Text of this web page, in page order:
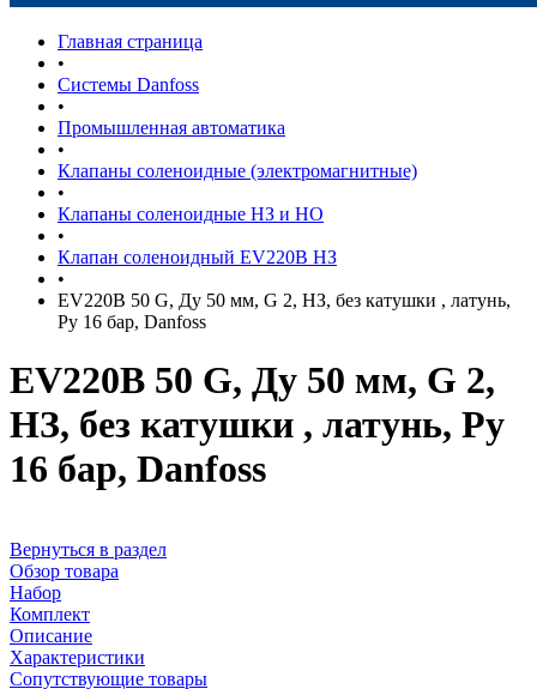
Главная страница
•
Системы Danfoss
•
Промышленная автоматика
•
Клапаны соленоидные (электромагнитные)
•
Клапаны соленоидные НЗ и НО
•
Клапан соленоидный EV220B НЗ
•
EV220B 50 G, Ду 50 мм, G 2, НЗ, без катушки , латунь,
Ру 16 бар, Danfoss
EV220B 50 G, Ду 50 мм, G 2,
НЗ, без катушки , латунь, Ру
16 бар, Danfoss
Вернуться в раздел
Обзор товара
Набор
Комплект
Описание
Характеристики
Сопутствующие товары